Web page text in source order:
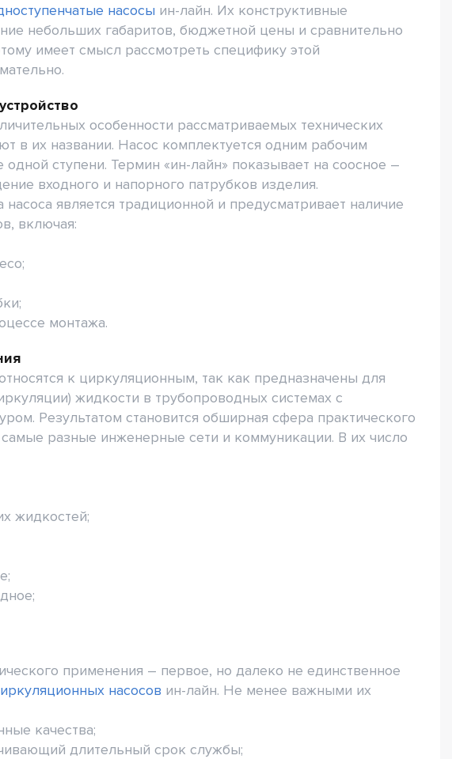
насосы ин-лайн. Их конструктивные
небольших габаритов, бюджетной цены и сравнительно
имеет смысл рассмотреть специфику этой
особенности рассматриваемых технических
в их названии. Насос комплектуется одним рабочим
одной ступени. Термин «ин-лайн» показывает на соосное –
входного и напорного патрубков изделия.
является традиционной и предусматривает наличие
включая:
монтажа.
к циркуляционным, так как предназначены для
жидкости в трубопроводных системах с
Результатом становится обширная сфера практического
разные инженерные сети и коммуникации. В их число
жидкостей;
применения – первое, но далеко не единственное
насосов ин-лайн. Не менее важными их
качества;
длительный срок службы;